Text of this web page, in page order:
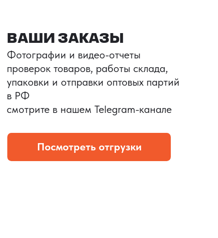
Портативные колонки
Условия: Тираж 3100 шт.
Колонка с шнуром
зарядным, без коробки
и ложемента (эвы).
Складная зарядка
Условия: Тираж 5900 шт.
Магнитная зарядка 3в1.
15w.
Комплект: устройство +
провод Type C.
КОНТРОЛЬ КАЧЕСТВА
Проверка по ТЗ включает: